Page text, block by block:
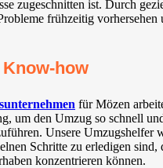
zugeschnitten ist. Durch
frühzeitig vorhersehen
how
für Mözen
um den Umzug so schnell
Unsere Umzugshelfer
Schritte zu erledigen sind,
konzentrieren können.